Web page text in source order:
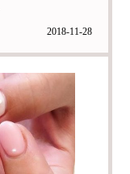
2018-11-28